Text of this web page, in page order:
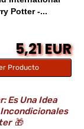
Potter -...
5,21 EUR
Producto
Es Una Idea
🎁